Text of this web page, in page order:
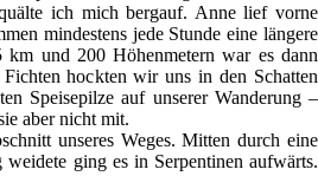
ich mich bergauf. Anne lief vorne
mindestens jede Stunde eine längere
km und 200 Höhenmetern war es dann
hockten wir uns in den Schatten
Speisepilze auf unserer Wanderung –
aber nicht mit.
unseres Weges. Mitten durch eine
ging es in Serpentinen aufwärts.